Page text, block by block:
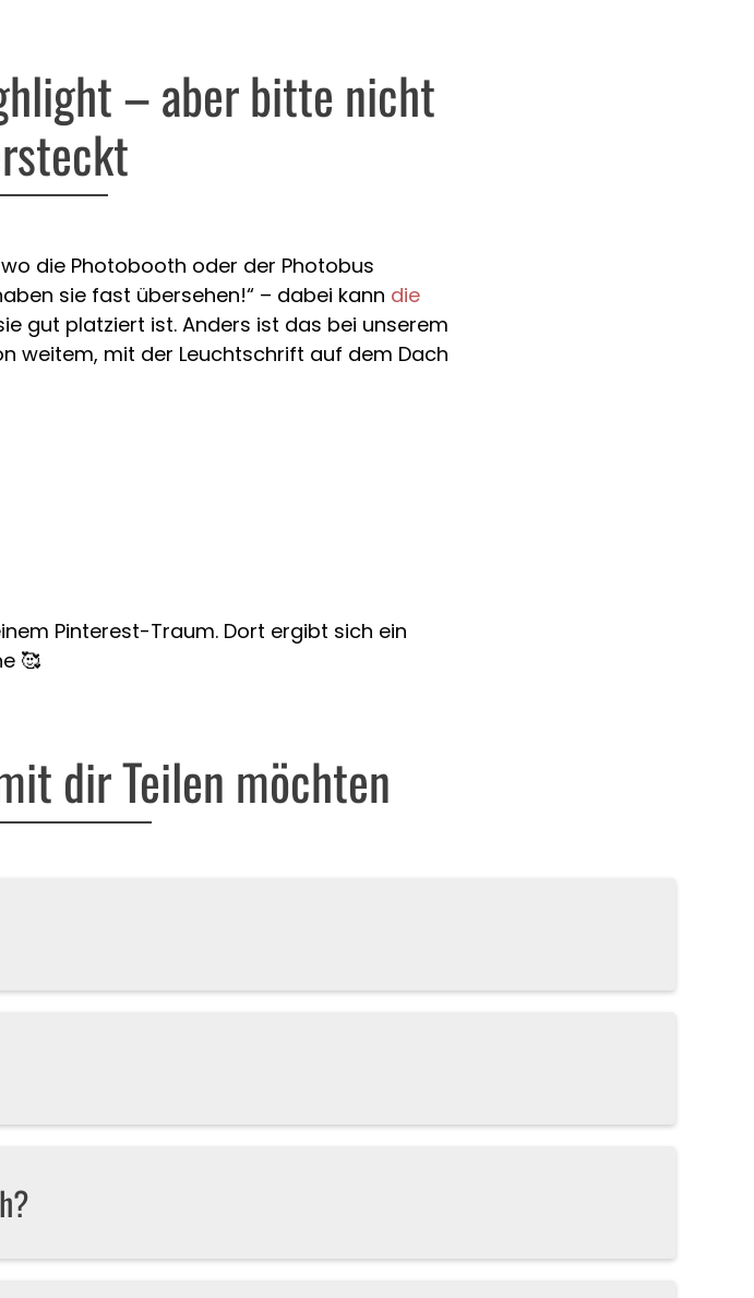
– aber bitte nicht
die Photobooth oder der Photobus
sie fast übersehen!“ – dabei kann die
gut platziert ist. Anders ist das bei unserem
weitem, mit der Leuchtschrift auf dem Dach
Pinterest-Traum. Dort ergibt sich ein
🥰
dir Teilen möchten